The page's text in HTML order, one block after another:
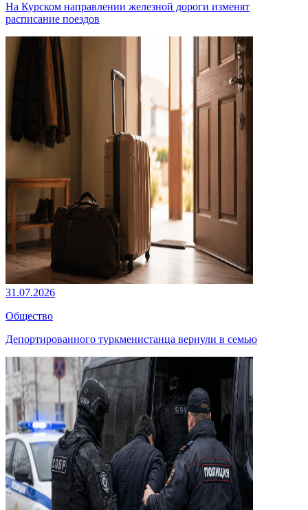
На Курском направлении железной дороги изменят
расписание поездов
31.07.2026
Общество
Депортированного туркменистанца вернули в семью